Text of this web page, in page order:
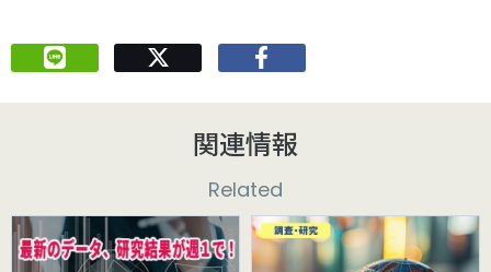
関連情報
Related